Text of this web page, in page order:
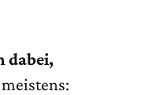
dabei,